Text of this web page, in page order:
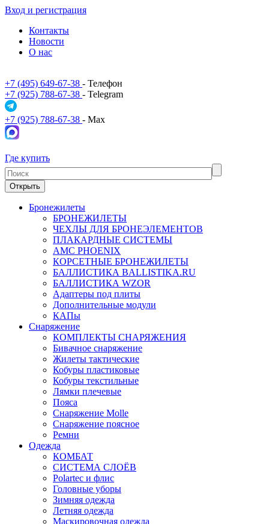
Вход и регистрация
Контакты
Новости
О нас
+7 (495) 649-67-38 - Телефон
+7 (925) 788-67-38 - Telegram
+7 (925) 788-67-38 - Max
Где купить
Открыть
Бронежилеты
БРОНЕЖИЛЕТЫ
ЧЕХЛЫ ДЛЯ БРОНЕЭЛЕМЕНТОВ
ПЛАКАРДНЫЕ СИСТЕМЫ
АМС PHOENIX
КОРСЕТНЫЕ БРОНЕЖИЛЕТЫ
БАЛЛИСТИКА BALLISTIKA.RU
БАЛЛИСТИКА WZOR
Адаптеры под плиты
Дополнительные модули
КАПы
Снаряжение
КОМПЛЕКТЫ СНАРЯЖЕНИЯ
Бивачное снаряжение
Жилеты тактические
Кобуры пластиковые
Кобуры текстильные
Лямки плечевые
Пояса
Снаряжение Molle
Снаряжение поясное
Ремни
Одежда
КОМБАТ
СИСТЕМА СЛОЁВ
Polartec и флис
Головные уборы
Зимняя одежда
Летняя одежда
Маскировочная одежда